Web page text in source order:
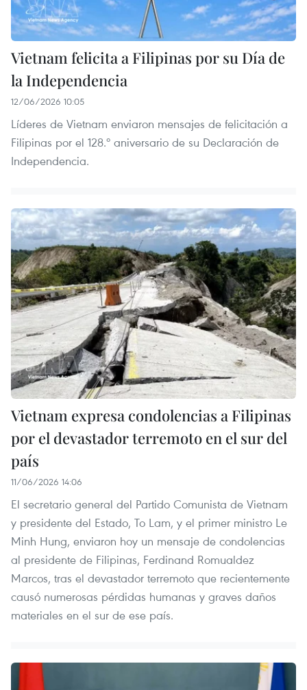
Vietnam felicita a Filipinas por su Día de
la Independencia
12/06/2026 10:05
Líderes de Vietnam enviaron mensajes de felicitación a
Filipinas por el 128.º aniversario de su Declaración de
Independencia.
Vietnam expresa condolencias a Filipinas
por el devastador terremoto en el sur del
país
11/06/2026 14:06
El secretario general del Partido Comunista de Vietnam
y presidente del Estado, To Lam, y el primer ministro Le
Minh Hung, enviaron hoy un mensaje de condolencias
al presidente de Filipinas, Ferdinand Romualdez
Marcos, tras el devastador terremoto que recientemente
causó numerosas pérdidas humanas y graves daños
materiales en el sur de ese país.